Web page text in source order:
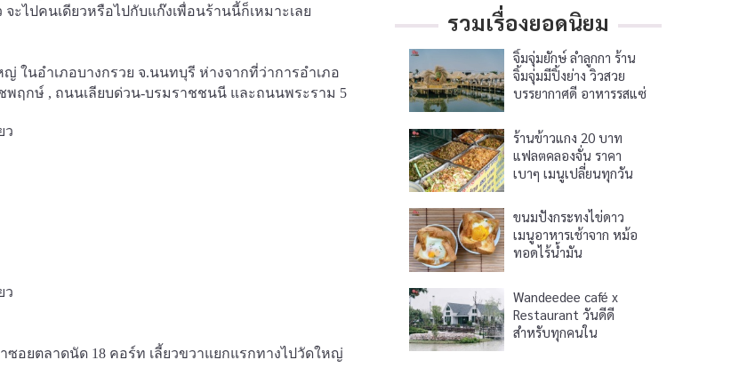
ไปคนเดียวหรือไปกับแก๊งเพื่อนร้านนี้ก็เหมาะเลย
ญ่ ในอำเภอบางกรวย จ.นนทบุรี ห่างจากที่ว่าการอำเภอ
พฤกษ์ , ถนนเลียบด่วน-บรมราชชนนี และถนนพระราม 5
ซอยตลาดนัด 18 คอร์ท เลี้ยวขวาแยกแรกทางไปวัดใหญ่
รวมเรื่องยอดนิยม
จิ้มจุ่มยักษ์ ลำลูกกา ร้าน
จิ้มจุ่มมีปิ้งย่าง วิวสวย
บรรยากาศดี อาหารรสแซ่
ร้านข้าวแกง 20 บาท
แฟลตคลองจั่น ราคา
เบาๆ เมนูเปลี่ยนทุกวัน
ขนมปังกระทงไข่ดาว
เมนูอาหารเช้าจาก หม้อ
ทอดไร้น้ำมัน
Wandeedee café x
Restaurant วันดีดี
สำหรับทุกคนใน